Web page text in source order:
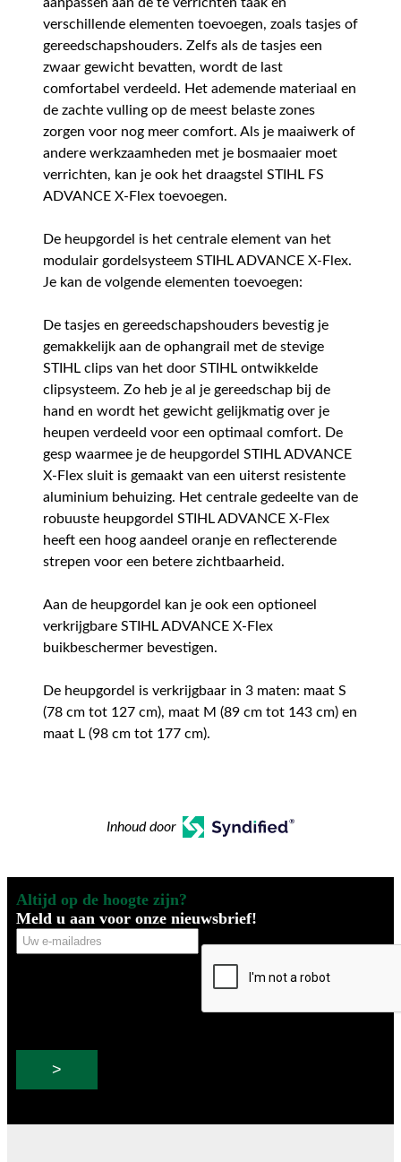
verschillende elementen toevoegen, zoals tasjes of
gereedschapshouders. Zelfs als de tasjes een
zwaar gewicht bevatten, wordt de last
comfortabel verdeeld. Het ademende materiaal en
de zachte vulling op de meest belaste zones
zorgen voor nog meer comfort. Als je maaiwerk of
andere werkzaamheden met je bosmaaier moet
verrichten, kan je ook het draagstel STIHL FS
ADVANCE X-Flex toevoegen.
De heupgordel is het centrale element van het
modulair gordelsysteem STIHL ADVANCE X-Flex.
Je kan de volgende elementen toevoegen:
De tasjes en gereedschapshouders bevestig je
gemakkelijk aan de ophangrail met de stevige
STIHL clips van het door STIHL ontwikkelde
clipsysteem. Zo heb je al je gereedschap bij de
hand en wordt het gewicht gelijkmatig over je
heupen verdeeld voor een optimaal comfort. De
gesp waarmee je de heupgordel STIHL ADVANCE
X-Flex sluit is gemaakt van een uiterst resistente
aluminium behuizing. Het centrale gedeelte van de
robuuste heupgordel STIHL ADVANCE X-Flex
heeft een hoog aandeel oranje en reflecterende
strepen voor een betere zichtbaarheid.
Aan de heupgordel kan je ook een optioneel
verkrijgbare STIHL ADVANCE X-Flex
buikbeschermer bevestigen.
De heupgordel is verkrijgbaar in 3 maten: maat S
(78 cm tot 127 cm), maat M (89 cm tot 143 cm) en
maat L (98 cm tot 177 cm).
Inhoud door
Altijd op de hoogte zijn?
Meld u aan voor onze nieuwsbrief!
Uw
e-